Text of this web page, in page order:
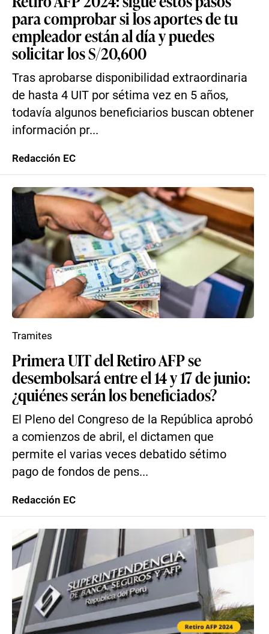
para comprobar si los aportes de tu
empleador están al día y puedes
solicitar los S/20,600
Tras aprobarse disponibilidad extraordinaria
de hasta 4 UIT por sétima vez en 5 años,
todavía algunos beneficiarios buscan obtener
información pr...
Redacción EC
Primera UIT del Retiro AFP se
desembolsará entre el 14 y 17 de junio:
¿quiénes serán los beneficiados?
El Pleno del Congreso de la República aprobó
a comienzos de abril, el dictamen que
permite el varias veces debatido sétimo
pago de fondos de pens...
Tramites
Redacción EC